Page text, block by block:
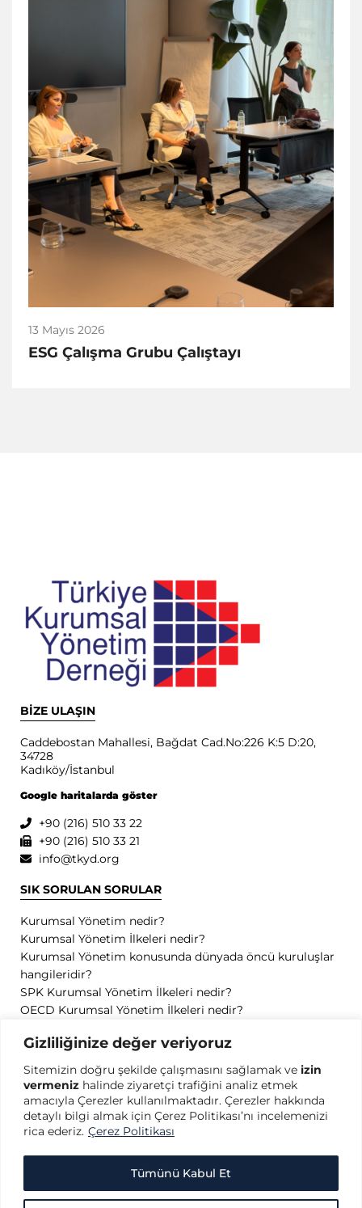
Gizliliğinize değer veriyoruz
Sitemizin doğru şekilde çalışmasını sağlamak ve izin
vermeniz halinde ziyaretçi trafiğini analiz etmek
amacıyla Çerezler kullanılmaktadır. Çerezler hakkında
detaylı bilgi almak için Çerez Politikası’nı incelemenizi
rica ederiz. Çerez Politikası
Tümünü Kabul Et
13 Mayıs 2026
ESG Çalışma Grubu Çalıştayı
BİZE ULAŞIN
Caddebostan Mahallesi, Bağdat Cad.No:226 K:5 D:20,
34728
Kadıköy/İstanbul
Google haritalarda göster
+90 (216) 510 33 22
+90 (216) 510 33 21
info@tkyd.org
SIK SORULAN SORULAR
Kurumsal Yönetim nedir?
Kurumsal Yönetim İlkeleri nedir?
Kurumsal Yönetim konusunda dünyada öncü kuruluşlar
hangileridir?
SPK Kurumsal Yönetim İlkeleri nedir?
OECD Kurumsal Yönetim İlkeleri nedir?
GİZLİLİK
Gizlilik Politikası
Kullanım Koşulları
Kişisel Verilerin Korunması
Çerez Politikası